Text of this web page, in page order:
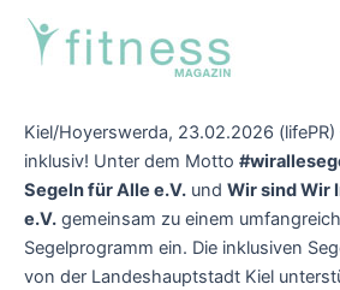
Zum
Inhalt
springen
Kiel/Hoyerswerda, 23.02.2026 (lifePR)
inklusiv! Unter dem Motto
Segeln für Alle e.V. und Wir sind Wir
e.V. gemeinsam zu einem
Segelprogramm ein. Die inklusiven
von der Landeshauptstadt Kiel
Post
navigation